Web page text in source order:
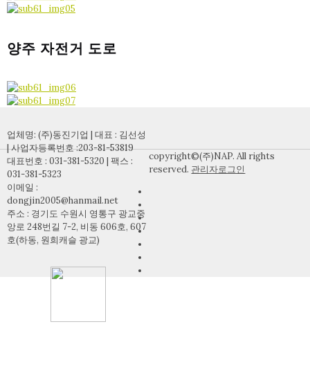
양주 자전거 도로
업체명: (주)동진기업 | 대표 : 김선성
| 사업자등록번호 :203-81-53819
대표번호 : 031-381-5320 | 팩스 :
031-381-5323
이메일 :
dongjin2005@hanmail.net
주소 : 경기도 수원시 영통구 광교중
앙로 248번길 7-2, 비동 606호, 607
호(하동, 원희캐슬 광교)
copyright©(주)NAP. All rights
reserved. 관리자로그인